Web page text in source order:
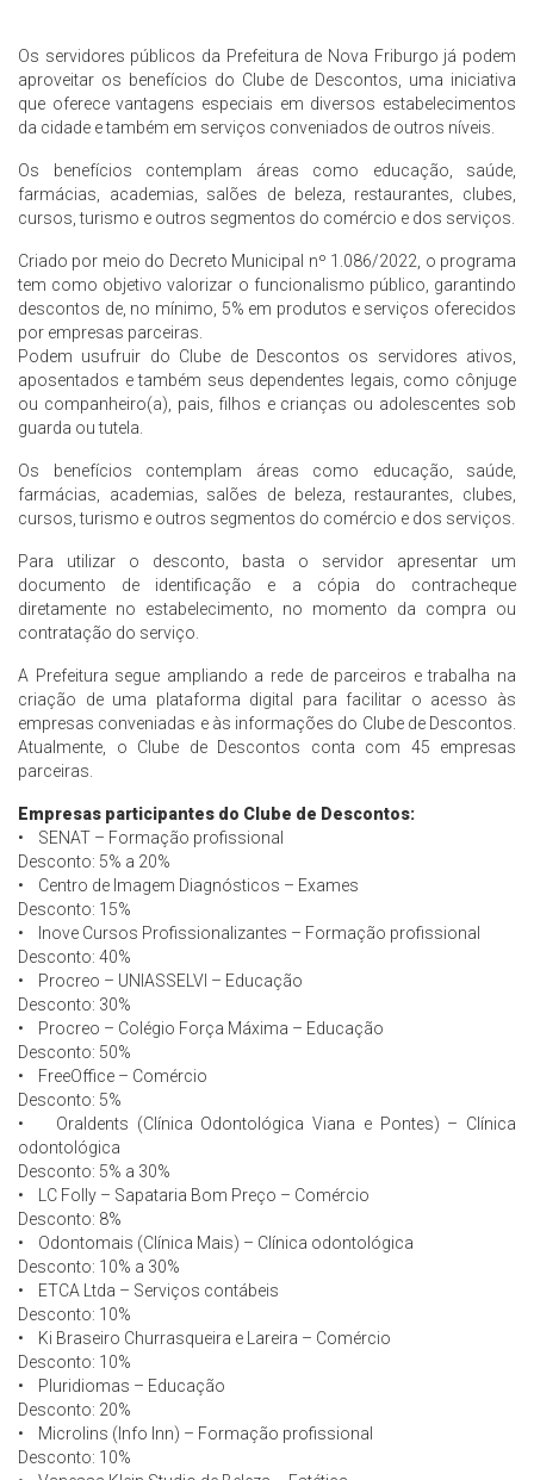
Os servidores públicos da Prefeitura de Nova Friburgo já podem
aproveitar os benefícios do Clube de Descontos, uma iniciativa
que oferece vantagens especiais em diversos estabelecimentos
da cidade e também em serviços conveniados de outros níveis.
Os benefícios contemplam áreas como educação, saúde,
farmácias, academias, salões de beleza, restaurantes, clubes,
cursos, turismo e outros segmentos do comércio e dos serviços.
Criado por meio do Decreto Municipal nº 1.086/2022, o programa
tem como objetivo valorizar o funcionalismo público, garantindo
descontos de, no mínimo, 5% em produtos e serviços oferecidos
por empresas parceiras.
Podem usufruir do Clube de Descontos os servidores ativos,
aposentados e também seus dependentes legais, como cônjuge
ou companheiro(a), pais, filhos e crianças ou adolescentes sob
guarda ou tutela.
Os benefícios contemplam áreas como educação, saúde,
farmácias, academias, salões de beleza, restaurantes, clubes,
cursos, turismo e outros segmentos do comércio e dos serviços.
Para utilizar o desconto, basta o servidor apresentar um
documento de identificação e a cópia do contracheque
diretamente no estabelecimento, no momento da compra ou
contratação do serviço.
A Prefeitura segue ampliando a rede de parceiros e trabalha na
criação de uma plataforma digital para facilitar o acesso às
empresas conveniadas e às informações do Clube de Descontos.
Atualmente, o Clube de Descontos conta com 45 empresas
parceiras.
Empresas participantes do Clube de Descontos:
• SENAT – Formação profissional
Desconto: 5% a 20%
• Centro de Imagem Diagnósticos – Exames
Desconto: 15%
• Inove Cursos Profissionalizantes – Formação profissional
Desconto: 40%
• Procreo – UNIASSELVI – Educação
Desconto: 30%
• Procreo – Colégio Força Máxima – Educação
Desconto: 50%
• FreeOffice – Comércio
Desconto: 5%
• Oraldents (Clínica Odontológica Viana e Pontes) – Clínica
odontológica
Desconto: 5% a 30%
• LC Folly – Sapataria Bom Preço – Comércio
Desconto: 8%
• Odontomais (Clínica Mais) – Clínica odontológica
Desconto: 10% a 30%
• ETCA Ltda – Serviços contábeis
Desconto: 10%
• Ki Braseiro Churrasqueira e Lareira – Comércio
Desconto: 10%
• Pluridiomas – Educação
Desconto: 20%
• Microlins (Info Inn) – Formação profissional
Desconto: 10%